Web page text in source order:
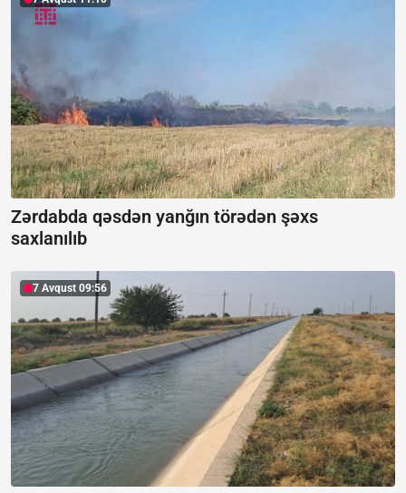
Zərdabda qəsdən yanğın törədən şəxs
saxlanılıb
7 Avqust 09:56